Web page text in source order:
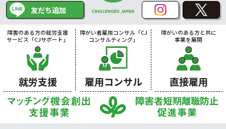
友だち追加
障害のある方の就労支援
サービス「CJサポート」
就労支援
障がい者雇用コンサル「CJ
コンサルティング」
雇用コンサル
障がいのある方と共に
事業を展開
直接雇用